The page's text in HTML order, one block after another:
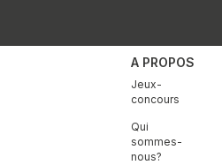
A PROPOS
Jeux-
concours
Qui
sommes-
nous?